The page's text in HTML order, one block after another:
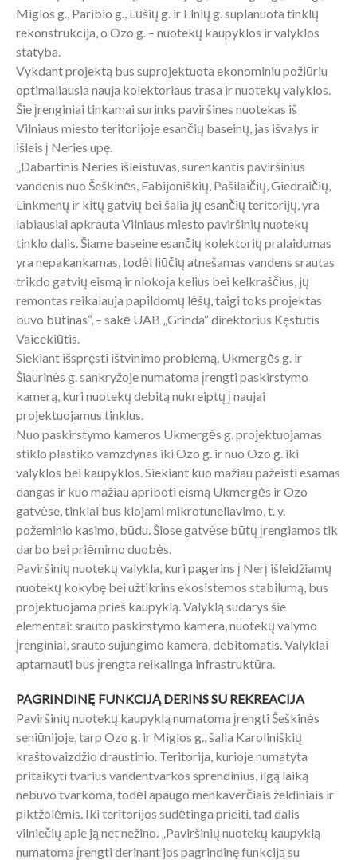
Miglos g., Paribio g., Lūšių g. ir Elnių g. suplanuota tinklų
rekonstrukcija, o Ozo g. – nuotekų kaupyklos ir valyklos
statyba.
Vykdant projektą bus suprojektuota ekonominiu požiūriu
optimaliausia nauja kolektoriaus trasa ir nuotekų valyklos.
Šie įrenginiai tinkamai surinks paviršines nuotekas iš
Vilniaus miesto teritorijoje esančių baseinų, jas išvalys ir
išleis į Neries upę.
„Dabartinis Neries išleistuvas, surenkantis paviršinius
vandenis nuo Šeškinės, Fabijoniškių, Pašilaičių, Giedraičių,
Linkmenų ir kitų gatvių bei šalia jų esančių teritorijų, yra
labiausiai apkrauta Vilniaus miesto paviršinių nuotekų
tinklo dalis. Šiame baseine esančių kolektorių pralaidumas
yra nepakankamas, todėl liūčių atnešamas vandens srautas
trikdo gatvių eismą ir niokoja kelius bei kelkraščius, jų
remontas reikalauja papildomų lėšų, taigi toks projektas
buvo būtinas“, – sakė UAB „Grinda“ direktorius Kęstutis
Vaicekiūtis.
Siekiant išspręsti ištvinimo problemą, Ukmergės g. ir
Šiaurinės g. sankryžoje numatoma įrengti paskirstymo
kamerą, kuri nuotekų debitą nukreiptų į naujai
projektuojamus tinklus.
Nuo paskirstymo kameros Ukmergės g. projektuojamas
stiklo plastiko vamzdynas iki Ozo g. ir nuo Ozo g. iki
valyklos bei kaupyklos. Siekiant kuo mažiau pažeisti esamas
dangas ir kuo mažiau apriboti eismą Ukmergės ir Ozo
gatvėse, tinklai bus klojami mikrotuneliavimo, t. y.
požeminio kasimo, būdu. Šiose gatvėse būtų įrengiamos tik
darbo bei priėmimo duobės.
Paviršinių nuotekų valykla, kuri pagerins į Nerį išleidžiamų
nuotekų kokybę bei užtikrins ekosistemos stabilumą, bus
projektuojama prieš kaupyklą. Valyklą sudarys šie
elementai: srauto paskirstymo kamera, nuotekų valymo
įrenginiai, srauto sujungimo kamera, debitomatis. Valyklai
aptarnauti bus įrengta reikalinga infrastruktūra.
PAGRINDINĘ FUNKCIJĄ DERINS SU REKREACIJA
Paviršinių nuotekų kaupyklą numatoma įrengti Šeškinės
seniūnijoje, tarp Ozo g. ir Miglos g., šalia Karoliniškių
kraštovaizdžio draustinio. Teritorija, kurioje numatyta
pritaikyti tvarius vandentvarkos sprendinius, ilgą laiką
nebuvo tvarkoma, todėl apaugo menkaverčiais želdiniais ir
piktžolėmis. Iki teritorijos sudėtinga prieiti, tad dalis
vilniečių apie ją net nežino. „Paviršinių nuotekų kaupyklą
numatoma įrengti derinant jos pagrindinę funkciją su